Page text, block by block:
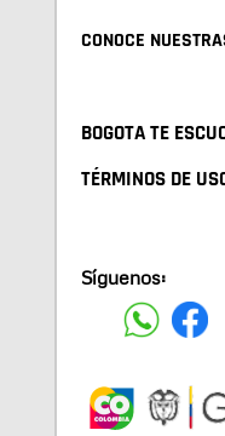
CONOCE
BOGOTA TE
TÉRMINOS DE
Síguenos: